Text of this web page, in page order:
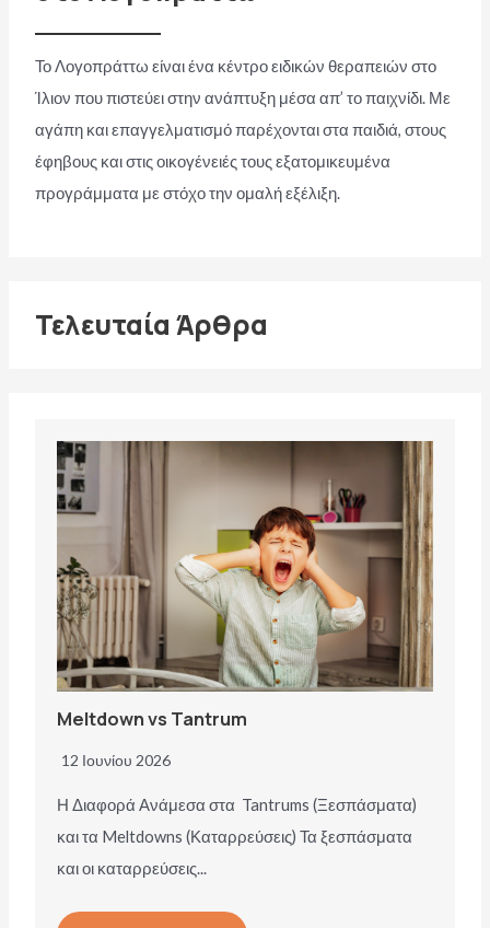
Το Λογοπράττω είναι ένα κέντρο ειδικών θεραπειών στο
Ίλιον που πιστεύει στην ανάπτυξη μέσα απ’ το παιχνίδι. Με
αγάπη και επαγγελματισμό παρέχονται στα παιδιά, στους
έφηβους και στις οικογένειές τους εξατομικευμένα
προγράμματα με στόχο την ομαλή εξέλιξη.
Τελευταία Άρθρα
Meltdown vs Tantrum
12 Ιουνίου 2026
Η Διαφορά Ανάμεσα στα Tantrums (Ξεσπάσματα)
και τα Meltdowns (Καταρρεύσεις) Τα ξεσπάσματα
και οι καταρρεύσεις...